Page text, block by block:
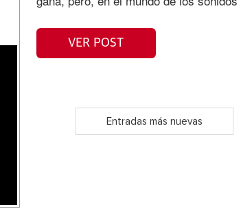
VER POST
Entradas más nuevas